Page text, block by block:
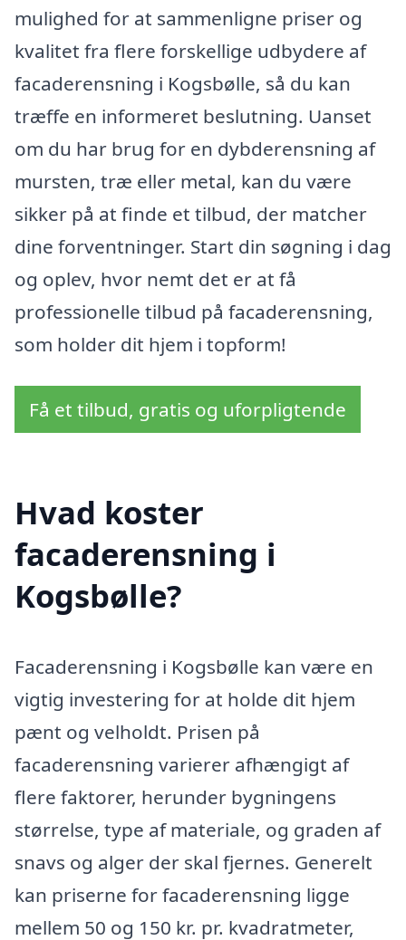
mulighed for at sammenligne priser og
kvalitet fra flere forskellige udbydere af
facaderensning i Kogsbølle, så du kan
træffe en informeret beslutning. Uanset
om du har brug for en dybderensning af
mursten, træ eller metal, kan du være
sikker på at finde et tilbud, der matcher
dine forventninger. Start din søgning i dag
og oplev, hvor nemt det er at få
professionelle tilbud på facaderensning,
som holder dit hjem i topform!
Få et tilbud, gratis og uforpligtende
Hvad koster
facaderensning i
Kogsbølle?
Facaderensning i Kogsbølle kan være en
vigtig investering for at holde dit hjem
pænt og velholdt. Prisen på
facaderensning varierer afhængigt af
flere faktorer, herunder bygningens
størrelse, type af materiale, og graden af
snavs og alger der skal fjernes. Generelt
kan priserne for facaderensning ligge
mellem 50 og 150 kr. pr. kvadratmeter,